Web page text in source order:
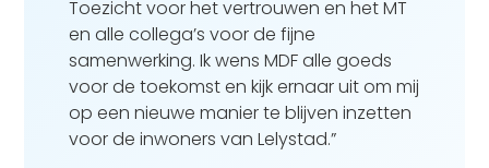
Toezicht voor het vertrouwen en het MT
en alle collega’s voor de fijne
samenwerking. Ik wens MDF alle goeds
voor de toekomst en kijk ernaar uit om mij
op een nieuwe manier te blijven inzetten
voor de inwoners van Lelystad.”